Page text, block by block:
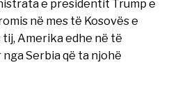
e presidentit Trump e
në mes të Kosovës e
tij, Amerika edhe në të
Serbia që ta njohë